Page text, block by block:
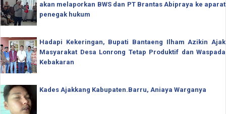
akan melaporkan BWS dan PT Brantas Abipraya ke aparat
penegak hukum
Hadapi Kekeringan, Bupati Bantaeng Ilham Azikin Ajak
Masyarakat Desa Lonrong Tetap Produktif dan Waspada
Kebakaran
Kades Ajakkang Kabupaten.Barru, Aniaya Warganya